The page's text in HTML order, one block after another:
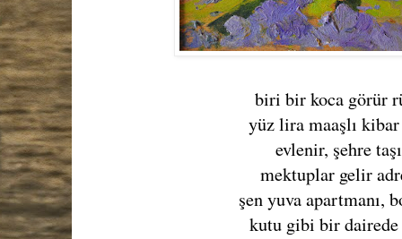
biri bir koca görür
yüz lira maaşlı
evlenir, şehre
mektuplar gelir
şen yuva apartmanı,
kutu gibi bir